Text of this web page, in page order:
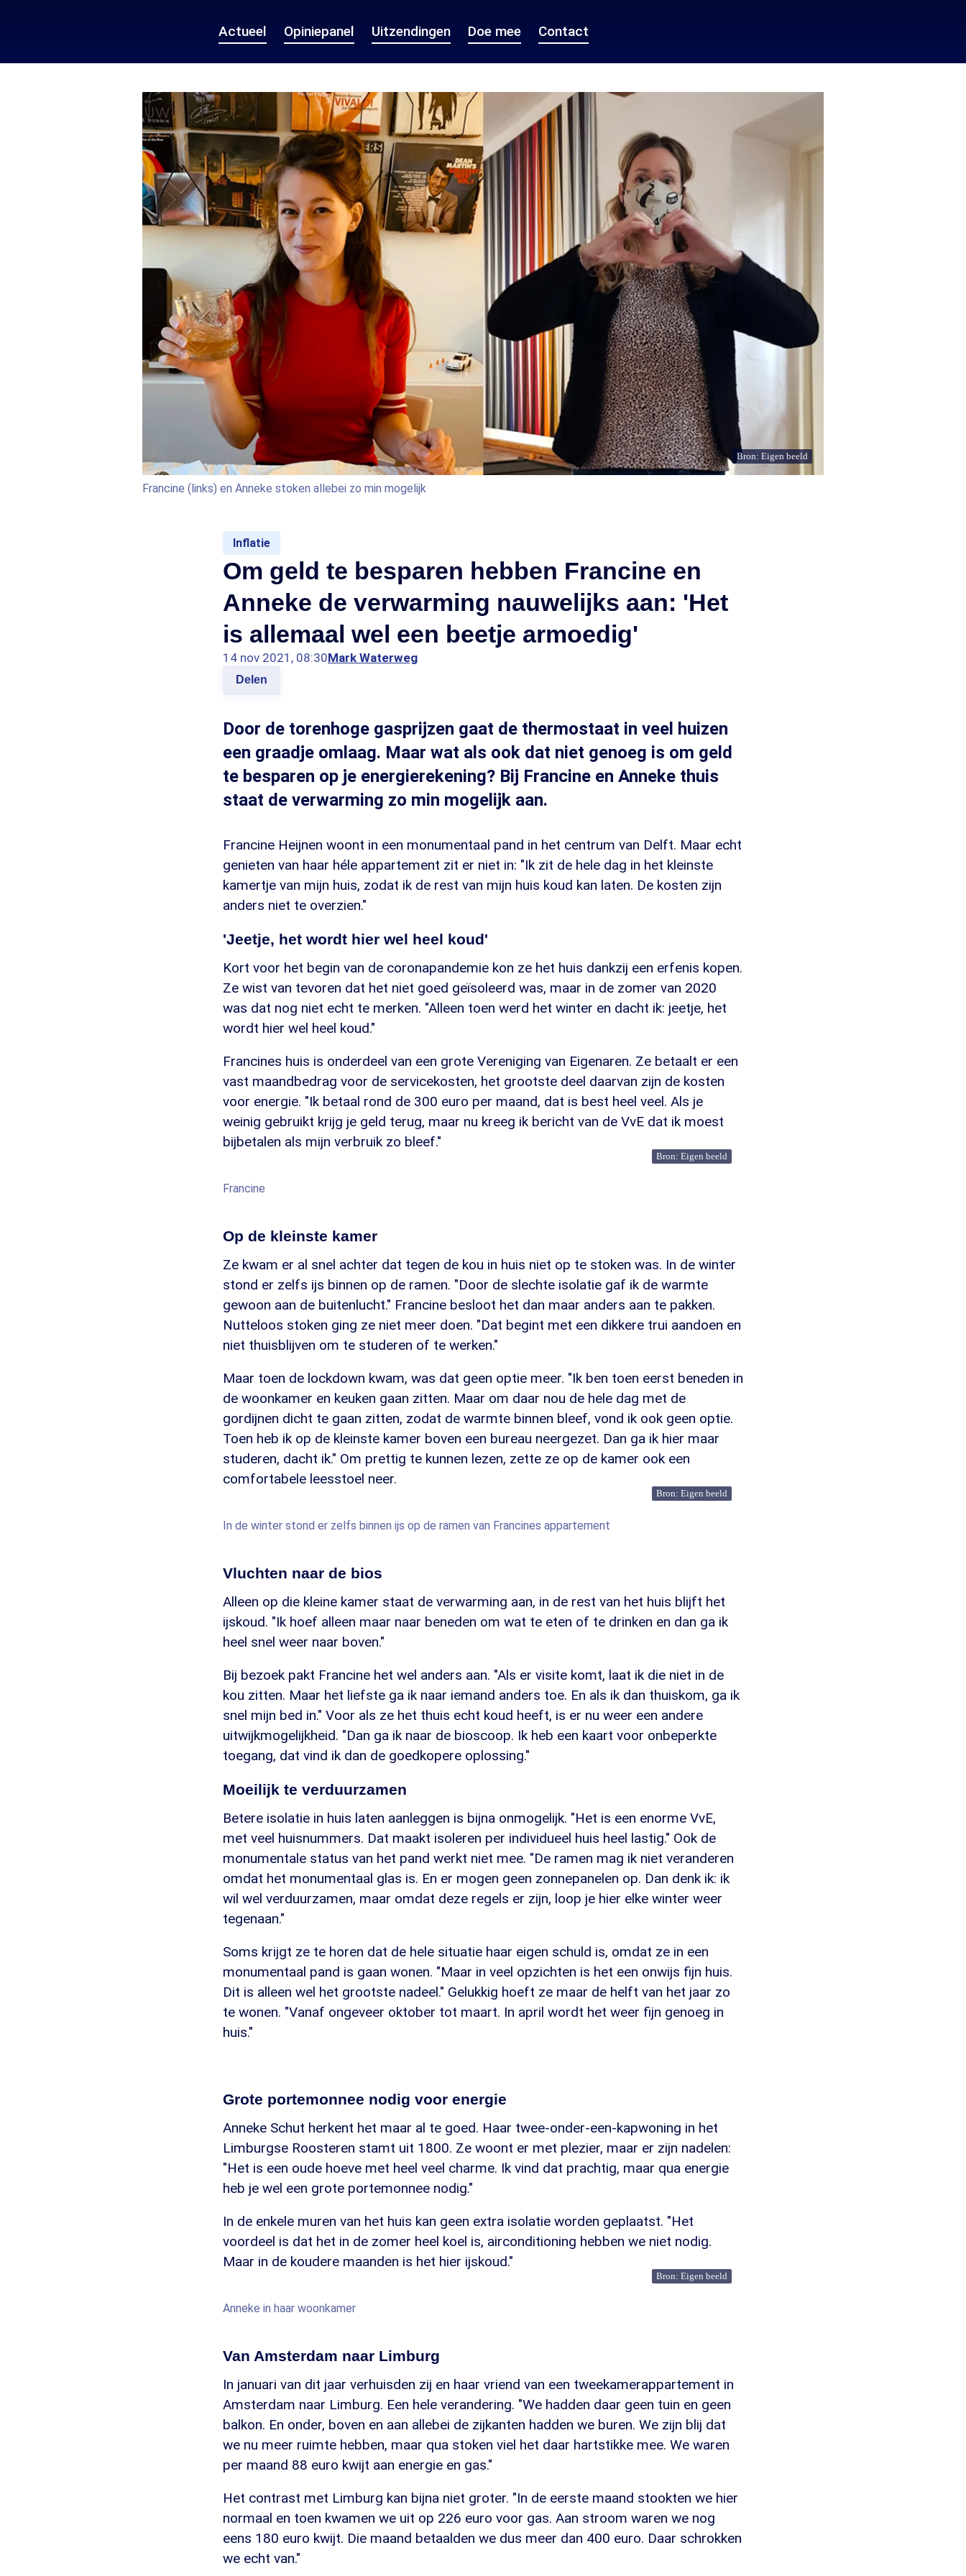
Actueel Opiniepanel Uitzendingen Doe mee Contact
Bron: Eigen beeld
Francine (links) en Anneke stoken allebei zo min mogelijk
Inflatie
Om geld te besparen hebben Francine en
Anneke de verwarming nauwelijks aan: 'Het
is allemaal wel een beetje armoedig'
14 nov 2021, 08:30Mark Waterweg
Delen
Door de torenhoge gasprijzen gaat de thermostaat in veel huizen
een graadje omlaag. Maar wat als ook dat niet genoeg is om geld
te besparen op je energierekening? Bij Francine en Anneke thuis
staat de verwarming zo min mogelijk aan.
Francine Heijnen woont in een monumentaal pand in het centrum van Delft. Maar echt
genieten van haar héle appartement zit er niet in: "Ik zit de hele dag in het kleinste
kamertje van mijn huis, zodat ik de rest van mijn huis koud kan laten. De kosten zijn
anders niet te overzien."
'Jeetje, het wordt hier wel heel koud'
Kort voor het begin van de coronapandemie kon ze het huis dankzij een erfenis kopen.
Ze wist van tevoren dat het niet goed geïsoleerd was, maar in de zomer van 2020
was dat nog niet echt te merken. "Alleen toen werd het winter en dacht ik: jeetje, het
wordt hier wel heel koud."
Francines huis is onderdeel van een grote Vereniging van Eigenaren. Ze betaalt er een
vast maandbedrag voor de servicekosten, het grootste deel daarvan zijn de kosten
voor energie. "Ik betaal rond de 300 euro per maand, dat is best heel veel. Als je
weinig gebruikt krijg je geld terug, maar nu kreeg ik bericht van de VvE dat ik moest
bijbetalen als mijn verbruik zo bleef."
Bron: Eigen beeld
Francine
Op de kleinste kamer
Ze kwam er al snel achter dat tegen de kou in huis niet op te stoken was. In de winter
stond er zelfs ijs binnen op de ramen. "Door de slechte isolatie gaf ik de warmte
gewoon aan de buitenlucht." Francine besloot het dan maar anders aan te pakken.
Nutteloos stoken ging ze niet meer doen. "Dat begint met een dikkere trui aandoen en
niet thuisblijven om te studeren of te werken."
Maar toen de lockdown kwam, was dat geen optie meer. "Ik ben toen eerst beneden in
de woonkamer en keuken gaan zitten. Maar om daar nou de hele dag met de
gordijnen dicht te gaan zitten, zodat de warmte binnen bleef, vond ik ook geen optie.
Toen heb ik op de kleinste kamer boven een bureau neergezet. Dan ga ik hier maar
studeren, dacht ik." Om prettig te kunnen lezen, zette ze op de kamer ook een
comfortabele leesstoel neer.
Bron: Eigen beeld
In de winter stond er zelfs binnen ijs op de ramen van Francines appartement
Vluchten naar de bios
Alleen op die kleine kamer staat de verwarming aan, in de rest van het huis blijft het
ijskoud. "Ik hoef alleen maar naar beneden om wat te eten of te drinken en dan ga ik
heel snel weer naar boven."
Bij bezoek pakt Francine het wel anders aan. "Als er visite komt, laat ik die niet in de
kou zitten. Maar het liefste ga ik naar iemand anders toe. En als ik dan thuiskom, ga ik
snel mijn bed in." Voor als ze het thuis echt koud heeft, is er nu weer een andere
uitwijkmogelijkheid. "Dan ga ik naar de bioscoop. Ik heb een kaart voor onbeperkte
toegang, dat vind ik dan de goedkopere oplossing."
Moeilijk te verduurzamen
Betere isolatie in huis laten aanleggen is bijna onmogelijk. "Het is een enorme VvE,
met veel huisnummers. Dat maakt isoleren per individueel huis heel lastig." Ook de
monumentale status van het pand werkt niet mee. "De ramen mag ik niet veranderen
omdat het monumentaal glas is. En er mogen geen zonnepanelen op. Dan denk ik: ik
wil wel verduurzamen, maar omdat deze regels er zijn, loop je hier elke winter weer
tegenaan."
Soms krijgt ze te horen dat de hele situatie haar eigen schuld is, omdat ze in een
monumentaal pand is gaan wonen. "Maar in veel opzichten is het een onwijs fijn huis.
Dit is alleen wel het grootste nadeel." Gelukkig hoeft ze maar de helft van het jaar zo
te wonen. "Vanaf ongeveer oktober tot maart. In april wordt het weer fijn genoeg in
huis."
Grote portemonnee nodig voor energie
Anneke Schut herkent het maar al te goed. Haar twee-onder-een-kapwoning in het
Limburgse Roosteren stamt uit 1800. Ze woont er met plezier, maar er zijn nadelen:
"Het is een oude hoeve met heel veel charme. Ik vind dat prachtig, maar qua energie
heb je wel een grote portemonnee nodig."
In de enkele muren van het huis kan geen extra isolatie worden geplaatst. "Het
voordeel is dat het in de zomer heel koel is, airconditioning hebben we niet nodig.
Maar in de koudere maanden is het hier ijskoud."
Bron: Eigen beeld
Anneke in haar woonkamer
Van Amsterdam naar Limburg
In januari van dit jaar verhuisden zij en haar vriend van een tweekamerappartement in
Amsterdam naar Limburg. Een hele verandering. "We hadden daar geen tuin en geen
balkon. En onder, boven en aan allebei de zijkanten hadden we buren. We zijn blij dat
we nu meer ruimte hebben, maar qua stoken viel het daar hartstikke mee. We waren
per maand 88 euro kwijt aan energie en gas."
Het contrast met Limburg kan bijna niet groter. "In de eerste maand stookten we hier
normaal en toen kwamen we uit op 226 euro voor gas. Aan stroom waren we nog
eens 180 euro kwijt. Die maand betaalden we dus meer dan 400 euro. Daar schrokken
we echt van."